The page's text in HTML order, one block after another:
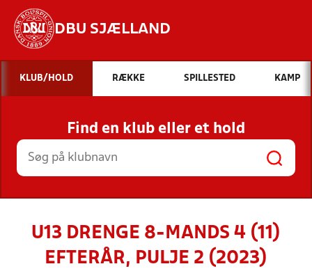
DBU SJÆLLAND
Hvad vil du søge efter?
INDHOLD OG NYHEDER
STILLINGER, RESULTATER, KLUBBER OG
HOLD
KLUB/HOLD RÆKKE SPILLESTED KAMP
Find en klub eller et hold
U13 DRENGE 8-MANDS 4 (11)
EFTERÅR, PULJE 2 (2023)